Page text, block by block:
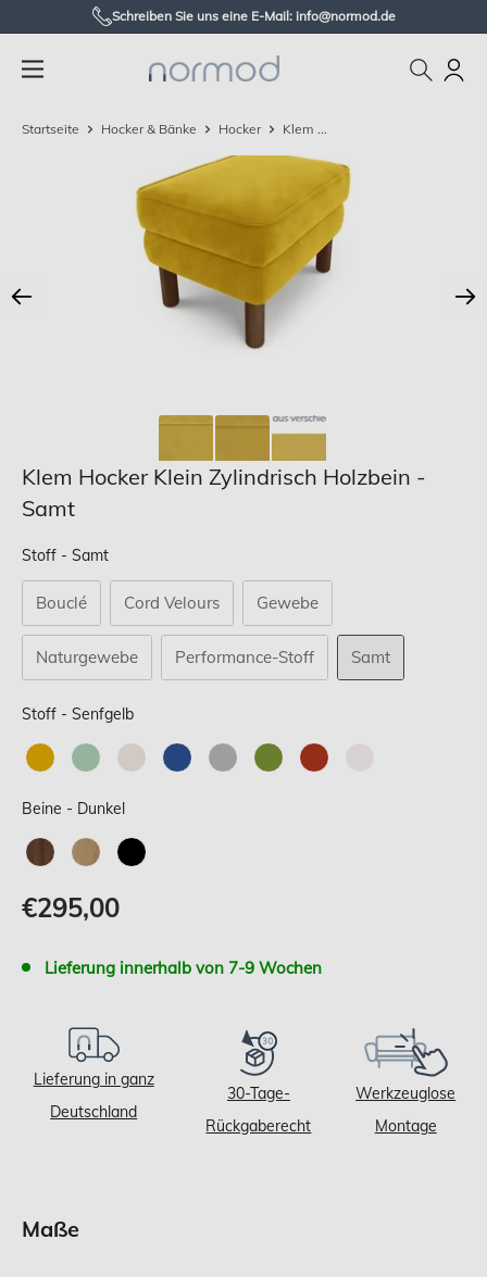
springen
Schreiben Sie uns eine E-Mail: info@normod.de
Normod
Startseite Hocker & Bänke Hocker Klem ...
Klem Hocker Klein Zylindrisch Holzbein -
Samt
Stoff - SamtStoff
Bouclé Cord Velours Gewebe
Naturgewebe Performance-Stoff Samt
Stoff
Stoff - Senfgelb
Beine - DunkelBeine
Verkaufspreis
€295,00
Lieferung innerhalb von 7-9 Wochen
Lieferung in ganz
Deutschland
30-Tage-
Rückgaberecht
Werkzeuglose
Montage
Maße